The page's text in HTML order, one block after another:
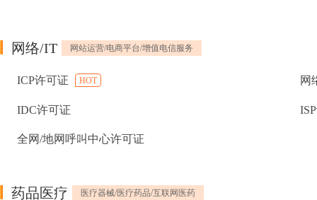
网络/IT 网站运营/电商平台/增值电信服务
ICP许可证 HOT 网
IDC许可证
全网/地网呼叫中心许可证
药品医疗 医疗器械/医疗药品/互联网医药